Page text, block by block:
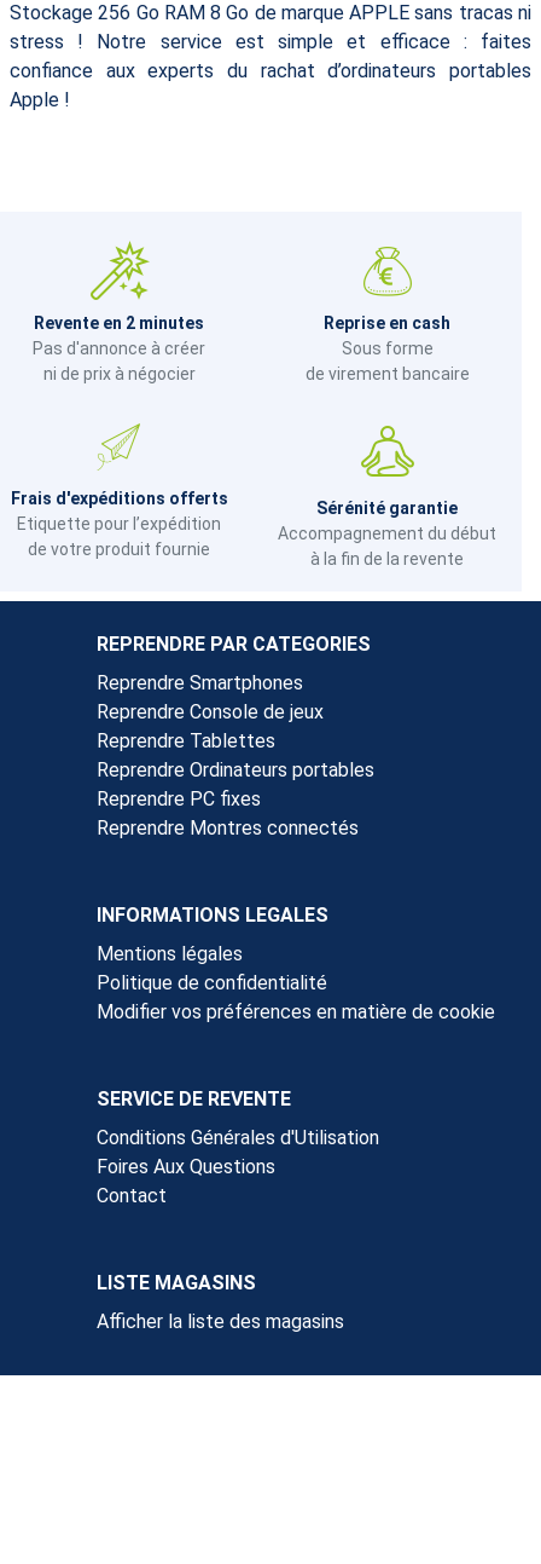
Stockage 256 Go RAM 8 Go de marque APPLE sans tracas ni
stress ! Notre service est simple et efficace : faites
confiance aux experts du rachat d’ordinateurs portables
Apple !
Revente en 2 minutes
Pas d'annonce à créer
ni de prix à négocier
Reprise en cash
Sous forme
de virement bancaire
Frais d'expéditions offerts
Etiquette pour l’expédition
de votre produit fournie
Sérénité garantie
Accompagnement du début
à la fin de la revente
REPRENDRE PAR CATEGORIES
Reprendre Smartphones
Reprendre Console de jeux
Reprendre Tablettes
Reprendre Ordinateurs portables
Reprendre PC fixes
Reprendre Montres connectés
INFORMATIONS LEGALES
Mentions légales
Politique de confidentialité
Modifier vos préférences en matière de cookie
SERVICE DE REVENTE
Conditions Générales d'Utilisation
Foires Aux Questions
Contact
LISTE MAGASINS
Afficher la liste des magasins